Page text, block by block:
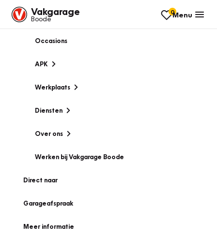
Vakgarage
Boode
0Menu
Occasions
APK
Werkplaats
Diensten
Over ons
Werken bij Vakgarage Boode
Direct naar
Garageafspraak
Meer informatie